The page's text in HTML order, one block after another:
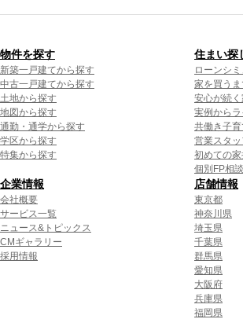
物件を探す
新築一戸建てから探す
中古一戸建てから探す
土地から探す
地図から探す
通勤・通学から探す
学区から探す
特集から探す
住まい探
ローンシ
家を買う
安心が続く
実例から
共働き子
営業スタ
初めての
個別FP相談
企業情報
会社概要
サービス一覧
ニュース&トピックス
CMギャラリー
採用情報
店舗情報
東京都
神奈川県
埼玉県
千葉県
群馬県
愛知県
大阪府
兵庫県
福岡県